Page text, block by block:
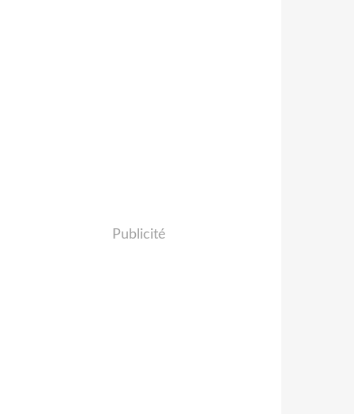
Publicité